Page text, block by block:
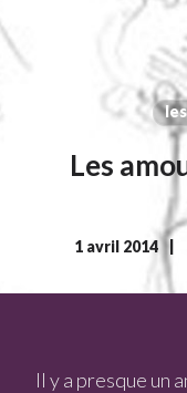
Les
1 avril 2014
Il y a presque un